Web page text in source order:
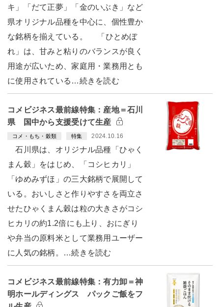
キ」「だて正夢」「金のいぶき」など
県オリジナル品種を中心に、個性豊か
な銘柄を揃えている。 「ひとめぼ
れ」は、甘みと粘りのバランスが良く
用途が広いため、家庭用・業務用とも
に使用されている…続きを読む
コメビジネス最前線特集：産地＝石川
県 国中から支援受けて生産
コメ・もち・穀類 特集 2024.10.16
石川県は、オリジナル品種「ひゃく
まん穀」をはじめ、「コシヒカリ」
「ゆめみずほ」の三大銘柄で展開して
いる。おいしさと作りやすさを両立さ
せたひゃくまん穀は粒の大きさがコシ
ヒカリの約1.2倍にも上り、おにぎり
や弁当の原料米として業務用ユーザー
に人気の銘柄。…続きを読む
コメビジネス最前線特集：有力卸＝神
明ホールディングス パックご飯をフ